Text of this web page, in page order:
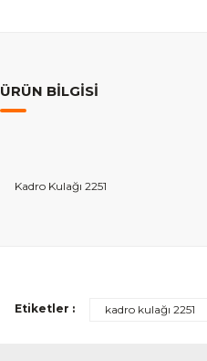
ÜRÜN BILGISI
Kadro Kulağı 2251
Etiketler : kadro kulağı 2251